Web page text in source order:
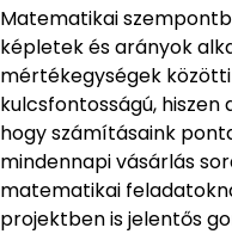
Matematikai
képletek és arányok
mértékegységek
kulcsfontosságú, hiszen
hogy számításaink
mindennapi vásárlás
matematikai
projektben is jelentős